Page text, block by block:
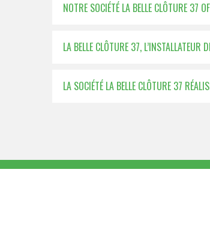
NOTRE SOCIÉTÉ LA BELLE CLÔTURE 37
LA BELLE CLÔTURE 37, L’INSTALLATEUR
LA SOCIÉTÉ LA BELLE CLÔTURE 37